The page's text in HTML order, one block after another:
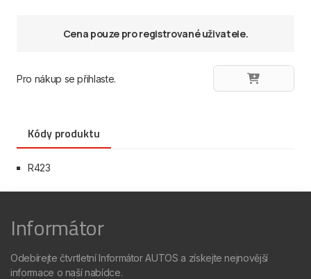
Cena pouze pro registrované uživatele.
Pro nákup se přihlaste.
Kódy produktu
R423
Informátor
Odebírejte čtvrtletní Informátor AUTOS a získejte nejnovější
informace o naší nabídce.